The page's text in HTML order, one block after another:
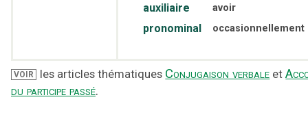
auxiliaire avoir
pronominal occasionnellement
VOIR les articles thématiques Conjugaison verbale et
du participe passé.